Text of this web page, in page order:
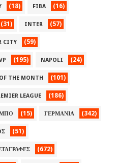
(18) FIBA (16)
(31) INTER (57)
CITY (59)
(195) NAPOLI (24)
OF THE MONTH (101)
LEAGUE (186)
(15) ΓΕΡΜΑΝΙΑ (342)
(51)
(672)